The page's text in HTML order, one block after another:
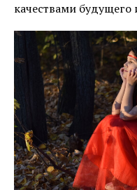
качествами будущего